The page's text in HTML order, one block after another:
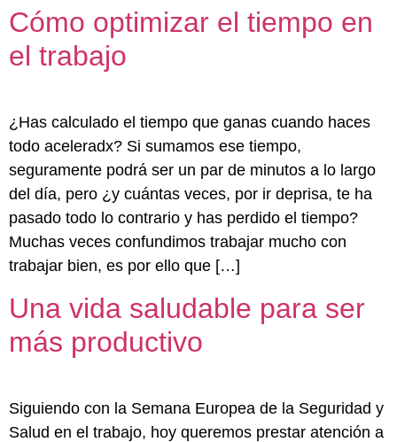
Cómo optimizar el tiempo en
el trabajo
¿Has calculado el tiempo que ganas cuando haces
todo aceleradx? Si sumamos ese tiempo,
seguramente podrá ser un par de minutos a lo largo
del día, pero ¿y cuántas veces, por ir deprisa, te ha
pasado todo lo contrario y has perdido el tiempo?
Muchas veces confundimos trabajar mucho con
trabajar bien, es por ello que […]
Una vida saludable para ser
más productivo
Siguiendo con la Semana Europea de la Seguridad y
Salud en el trabajo, hoy queremos prestar atención a